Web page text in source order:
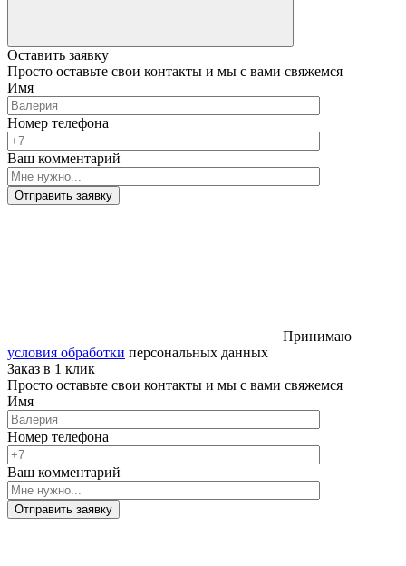
Оставить заявку
Просто оставьте свои контакты и мы с вами свяжемся
Имя
Номер телефона
Ваш комментарий
Отправить заявку
Принимаю
условия обработки персональных данных
Заказ в 1 клик
Просто оставьте свои контакты и мы с вами свяжемся
Имя
Номер телефона
Ваш комментарий
Отправить заявку